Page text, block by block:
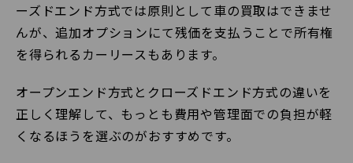
ーズドエンド方式では原則として車の買取はできませ
んが、追加オプションにて残価を支払うことで所有権
を得られるカーリースもあります。
オープンエンド方式とクローズドエンド方式の違いを
正しく理解して、もっとも費用や管理面での負担が軽
くなるほうを選ぶのがおすすめです。